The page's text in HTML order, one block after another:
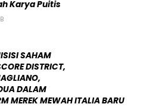
Karya Puitis
SAHAM
DISTRICT,
DALAM
MEREK MEWAH ITALIA BARU